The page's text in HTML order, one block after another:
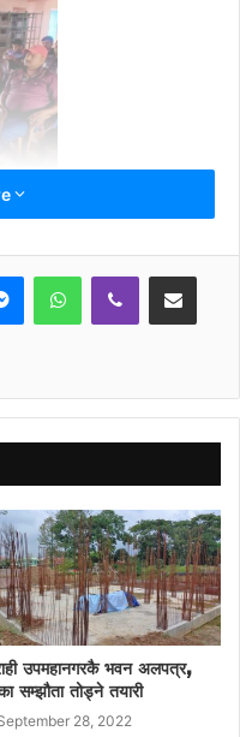
क्या. रेशम गुरुङको
वी.पी को विचार र
दिवश सम्पन्न गर्यो
परशुराम गिरी, डा.
श्री ऋषीराम पोखरेल र
श्री माधव
थियो ।
MessengerWhatsAppViber Share via Email
उपमहानगरकै भवन अलपत्र,
सम्झौता तोड्ने तयारी
28, 2022